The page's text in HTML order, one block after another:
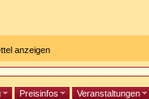
anzeigen
Preisinfos
Veranstaltungen